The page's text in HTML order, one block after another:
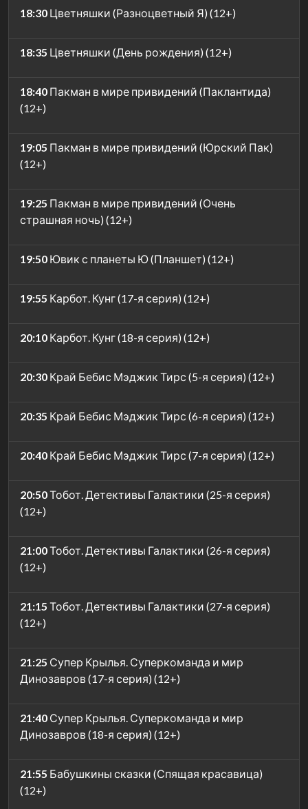
18:30 Цветняшки (Разноцветный Я) (12+)
18:35 Цветняшки (День рождения) (12+)
18:40 Пакман в мире привидений (Паклантида)
(12+)
19:05 Пакман в мире привидений (Юрский Пак)
(12+)
19:25 Пакман в мире привидений (Очень
страшная ночь) (12+)
19:50 Ювик с планеты Ю (Планшет) (12+)
19:55 Карбот. Кунг (17-я серия) (12+)
20:10 Карбот. Кунг (18-я серия) (12+)
20:30 Край Бебис Мэджик Тирс (5-я серия) (12+)
20:35 Край Бебис Мэджик Тирс (6-я серия) (12+)
20:40 Край Бебис Мэджик Тирс (7-я серия) (12+)
20:50Тобот. Детективы Галактики (25-я серия)
(12+)
21:00Тобот. Детективы Галактики (26-я серия)
(12+)
21:15 Тобот. Детективы Галактики (27-я серия)
(12+)
21:25 Супер Крылья. Суперкоманда и мир
Динозавров (17-я серия) (12+)
21:40 Супер Крылья. Суперкоманда и мир
Динозавров (18-я серия) (12+)
21:55 Бабушкины сказки (Спящая красавица)
(12+)